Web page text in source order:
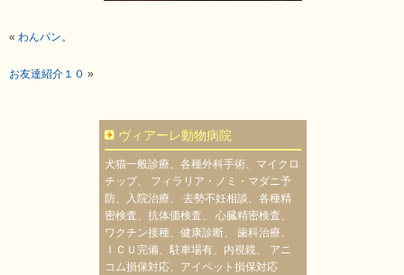
« わんパン。
お友達紹介１０ »
ヴィアーレ動物病院
犬猫一般診療、各種外科手術、マイクロ
チップ、 フィラリア・ノミ・マダニ予
防、入院治療、 去勢不妊相談、各種精
密検査、抗体価検査、 心臓精密検査、
ワクチン接種、健康診断、 歯科治療、
ＩＣＵ完備、駐車場有、内視鏡、 アニ
コム損保対応、アイペット損保対応